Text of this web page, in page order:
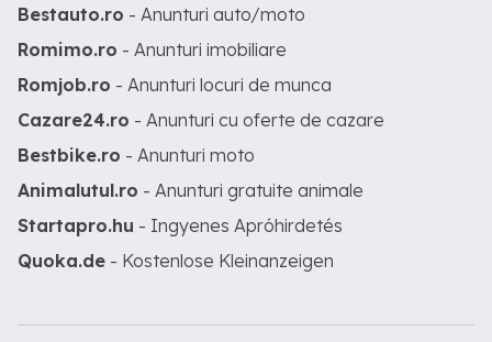
Bestauto.ro - Anunturi auto/moto
Romimo.ro - Anunturi imobiliare
Romjob.ro - Anunturi locuri de munca
Cazare24.ro - Anunturi cu oferte de cazare
Bestbike.ro - Anunturi moto
Animalutul.ro - Anunturi gratuite animale
Startapro.hu - Ingyenes Apróhirdetés
Quoka.de - Kostenlose Kleinanzeigen